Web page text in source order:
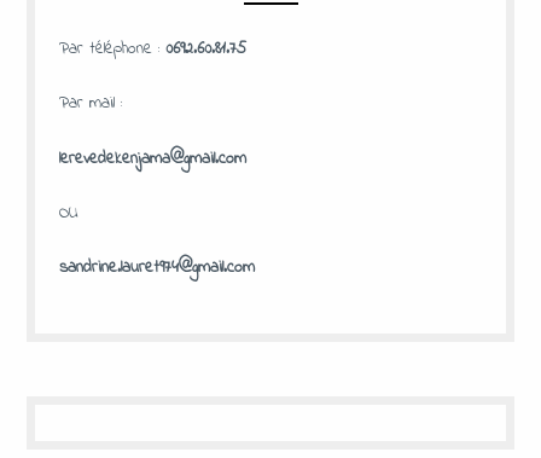
Par téléphone :0692.60.81.75
Par mail :
lerevedekenjama@gmail.com
OU
sandrine.lauret974@gmail.com